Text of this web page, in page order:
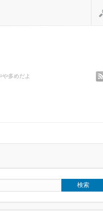
や多めだよ